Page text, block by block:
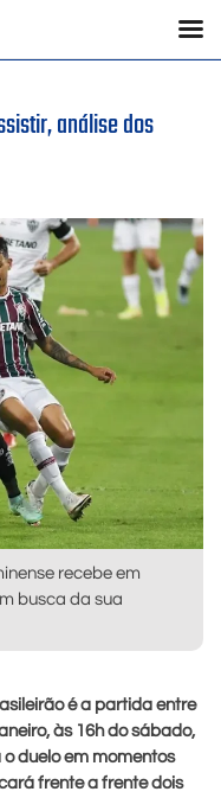
análise dos
recebe em
busca da sua
é a partida entre
às 16h do sábado,
duelo em momentos
frente a frente dois